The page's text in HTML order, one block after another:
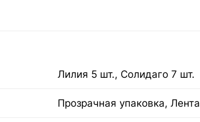
Лилия 5 шт., Солидаго 7 шт.
Прозрачная упаковка, Лента